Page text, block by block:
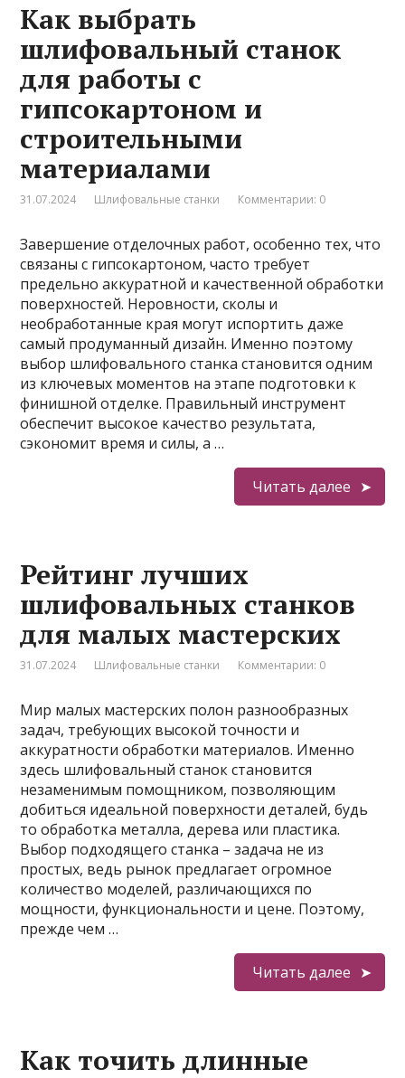
Как выбрать
шлифовальный станок
для работы с
гипсокартоном и
строительными
материалами
31.07.2024 Шлифовальные станки Комментарии: 0
Завершение отделочных работ, особенно тех, что
связаны с гипсокартоном, часто требует
предельно аккуратной и качественной обработки
поверхностей. Неровности, сколы и
необработанные края могут испортить даже
самый продуманный дизайн. Именно поэтому
выбор шлифовального станка становится одним
из ключевых моментов на этапе подготовки к
финишной отделке. Правильный инструмент
обеспечит высокое качество результата,
сэкономит время и силы, а …
Читать далее
Рейтинг лучших
шлифовальных станков
для малых мастерских
31.07.2024 Шлифовальные станки Комментарии: 0
Мир малых мастерских полон разнообразных
задач, требующих высокой точности и
аккуратности обработки материалов. Именно
здесь шлифовальный станок становится
незаменимым помощником, позволяющим
добиться идеальной поверхности деталей, будь
то обработка металла, дерева или пластика.
Выбор подходящего станка – задача не из
простых, ведь рынок предлагает огромное
количество моделей, различающихся по
мощности, функциональности и цене. Поэтому,
прежде чем …
Читать далее
Как точить длинные